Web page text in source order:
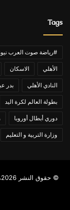
Tags
#رياضة صوت العرب
الأهلي الاسكان
النادي الأهلي بدر
بطولة العالم لكرة اليد
دوري أبطال أوروبا
وزارة التربية و التعليم
© حقوق النشر 2026، جميع الحقوق محفوظة |